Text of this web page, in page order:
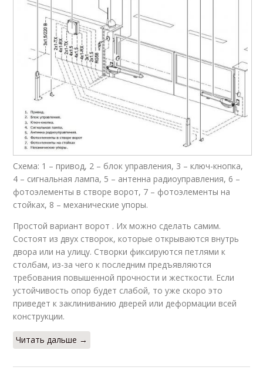
Схема: 1 – привод, 2 – блок управления, 3 – ключ-кнопка,
4 – сигнальная лампа, 5 – антенна радиоуправления, 6 –
фотоэлементы в створе ворот, 7 – фотоэлементы на
стойках, 8 – механические упоры.
Простой вариант ворот . Их можно сделать самим.
Состоят из двух створок, которые открываются внутрь
двора или на улицу. Створки фиксируются петлями к
столбам, из-за чего к последним предъявляются
требования повышенной прочности и жесткости. Если
устойчивость опор будет слабой, то уже скоро это
приведет к заклиниванию дверей или деформации всей
конструкции.
Читать дальше →